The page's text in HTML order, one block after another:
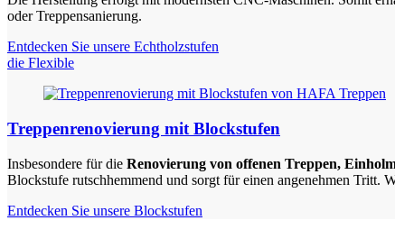
oder Treppensanierung.
Entdecken Sie unsere Echtholzstufen
die Flexible
Treppenrenovierung mit Blockstufen
Insbesondere für die Renovierung von offenen Treppen,
Blockstufe rutschhemmend und sorgt für einen angenehmen Tritt.
Entdecken Sie unsere Blockstufen